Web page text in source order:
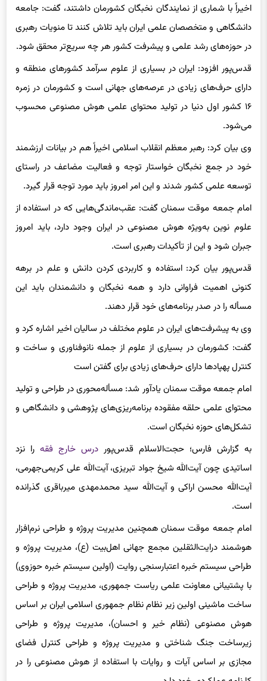
اخیراً با شماری از نمایندگان نخبگان کشورمان داشتند، گفت: جامعه
دانشگاهی و متخصصان علمی ایران باید تلاش کنند تا منویات رهبری
در حوزه‌های رشد علمی و پیشرفت کشور هر چه سریع‌تر محقق شود.
قدس‌پور افزود: ایران در بسیاری از علوم سرآمد کشورهای منطقه و
دارای حرف‌های زیادی در عرصه‌های جهانی است و کشورمان در زمره
۱۶ کشور اول دنیا در تولید محتوای علمی هوش مصنوعی محسوب
می‌شود.
وی بیان کرد: رهبر معظم انقلاب اسلامی اخیراً هم در بیانات ارزشمند
خود در جمع نخبگان خواستار توجه و فعالیت مضاعف در راستای
توسعه علمی کشور شدند و این امر امروز باید مورد توجه قرار گیرد.
امام جمعه موقت سمنان گفت: عقب‌ماندگی‌هایی که در استفاده از
علوم نوین به‌ویژه هوش مصنوعی در ایران وجود دارد، باید امروز
جبران شود و این از تأکیدات رهبری است.
قدس‌پور بیان کرد: استفاده و کاربردی کردن دانش و علم در برهه
کنونی اهمیت فراوانی دارد و همه نخبگان و دانشمندان باید این
مسأله را در صدر برنامه‌های خود قرار دهند.
وی به پیشرفت‌های ایران در علوم مختلف در سالیان اخیر اشاره کرد و
گفت: کشورمان در بسیاری از علوم از جمله نانوفناوری و ساخت و
کنترل پهپادها دارای حرف‌های زیادی برای گفتن است
امام جمعه موقت سمنان یادآور شد: مسأله‌محوری در طراحی و تولید
محتوای علمی حلقه مفقوده برنامه‌ریزی‌های پژوهشی و دانشگاهی و
تشکل‌های حوزه نخبگان است.
به گزارش فارس؛ حجت‌الاسلام قدس‌پور درس خارج فقهرا نزد
اساتیدی چون آیت‌الله شیخ جواد تبریزی، آیت‌الله علی کریمی‌جهرمی،
آیت‌الله محسن اراکی و آیت‌الله سید محمدمهدی میرباقری گذرانده
است.
امام جمعه موقت سمنان همچنین مدیریت پروژه و طراحی نرم‌افزار
هوشمند درایت‌الثقلین مجمع جهانی اهل‌بیت (ع)، مدیریت پروژه و
طراحی سیستم خبره اعتبارسنجی روایت (اولین سیستم خبره حوزوی)
با پشتیبانی معاونت علمی ریاست جمهوری، مدیریت پروژه و طراحی
ساخت ماشینی اولین زیر نظام نظام جمهوری اسلامی ایران بر اساس
هوش مصنوعی (نظام خیر و احسان)، مدیریت پروژه و طراحی
زیرساخت جنگ شناختی و مدیریت پروژه و طراحی کنترل فضای
مجازی بر اساس آیات و روایات با استفاده از هوش مصنوعی را در